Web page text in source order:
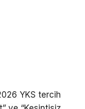
YKS tercih